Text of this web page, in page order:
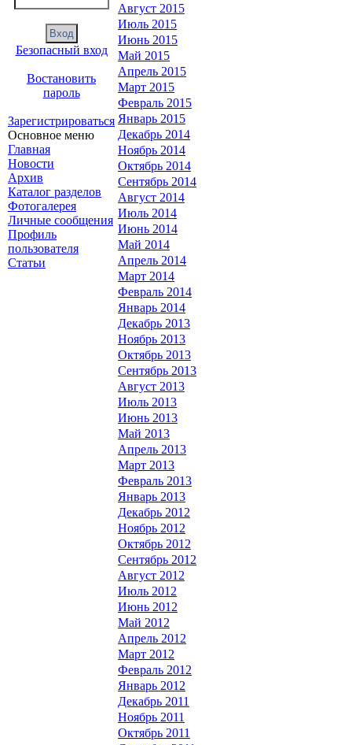
Безопасный вход
Востановить
пароль
Зарегистрироваться
Основное меню
Главная
Новости
Архив
Каталог разделов
Фотогалерея
Личные сообщения
Профиль
пользователя
Статьи
Август 2015
Июль 2015
Июнь 2015
Май 2015
Апрель 2015
Март 2015
Февраль 2015
Январь 2015
Декабрь 2014
Ноябрь 2014
Октябрь 2014
Сентябрь 2014
Август 2014
Июль 2014
Июнь 2014
Май 2014
Апрель 2014
Март 2014
Февраль 2014
Январь 2014
Декабрь 2013
Ноябрь 2013
Октябрь 2013
Сентябрь 2013
Август 2013
Июль 2013
Июнь 2013
Май 2013
Апрель 2013
Март 2013
Февраль 2013
Январь 2013
Декабрь 2012
Ноябрь 2012
Октябрь 2012
Сентябрь 2012
Август 2012
Июль 2012
Июнь 2012
Май 2012
Апрель 2012
Март 2012
Февраль 2012
Январь 2012
Декабрь 2011
Ноябрь 2011
Октябрь 2011